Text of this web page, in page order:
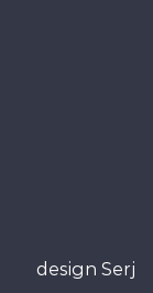
design Serj